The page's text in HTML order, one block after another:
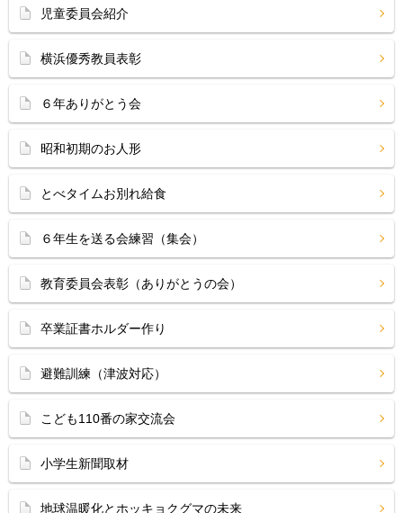
児童委員会紹介
横浜優秀教員表彰
６年ありがとう会
昭和初期のお人形
とべタイムお別れ給食
６年生を送る会練習（集会）
教育委員会表彰（ありがとうの会）
卒業証書ホルダー作り
避難訓練（津波対応）
こども110番の家交流会
小学生新聞取材
地球温暖化とホッキョクグマの未来